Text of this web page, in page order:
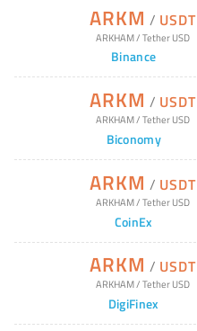
ARKM / USDT
ARKHAM/Tether USD
Binance
ARKM / USDT
ARKHAM/Tether USD
Biconomy
ARKM / USDT
ARKHAM/Tether USD
CoinEx
ARKM / USDT
ARKHAM/Tether USD
DigiFinex